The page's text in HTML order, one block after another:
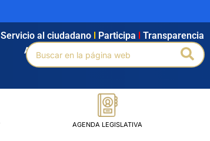
Agendamiento Intranet Búsqueda avanzada
Servicio al ciudadano Participa Transparencia
Buscar
por:
AGENDA LEGISLATIVA